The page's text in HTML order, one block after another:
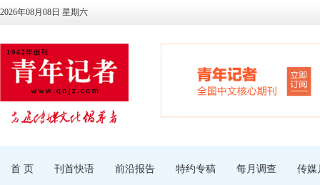
2026年08月08日 星期六
首 页 刊首快语 前沿报告 特约专稿 每月调查 传媒